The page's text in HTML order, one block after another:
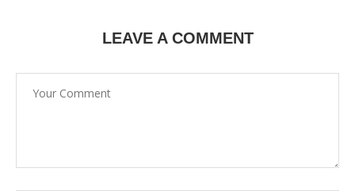
LEAVE A COMMENT